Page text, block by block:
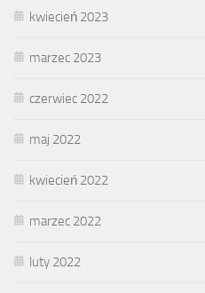
kwiecień 2023
marzec 2023
czerwiec 2022
maj 2022
kwiecień 2022
marzec 2022
luty 2022